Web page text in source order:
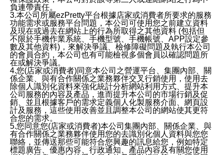
負連帶責任。
3.本公司所屬ezPretty平台根據店家或消費者所要求的服務
功能需求或服務平台問題，本公司可使用您之前建立資料
及現在或過去在網站上的行為所取得之其他資料 (包括但
不限於手機作業系統、手機型號、手機帳號、APP設定參
數及其他資料)，來解決爭議、檢修障礙問題及執行本公司
的會員合約，本公司也有可能檢視多個會員以確認問題所
在或解決爭議。
4.您(店家或消費者)同意本公司之營運平台、集團內部、關
係企業、與有合作關係之業務夥伴交叉行銷使用，使用去
除個人識別化資料來強化統計分析網站利用方式、提升本
公司服務的內容及產品，進而提升本公司的市場行銷及促
銷、並且根據客戶的需求定義個人化製服務介面、網頁設
計及服務，這些使用改善並且調整本公司的網站使其更符
合您的需求。
5.您同意您(店家或消費者)本公司集團內部、關係企業、與
有合作關係之業務夥伴使用您的去識別化個人資料與您您
聯絡，並傳送那些可能符合您興趣的訊息給您，例如特定
標題廣告、優惠內容、行政通知、產品內容及有關您使用